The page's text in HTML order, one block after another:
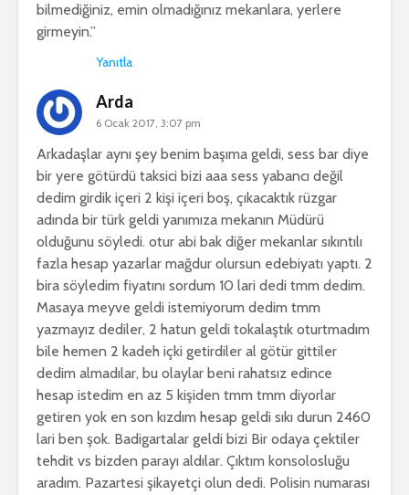
bilmediğiniz, emin olmadığınız mekanlara, yerlere
girmeyin.”
Yanıtla
Arda
6 Ocak 2017, 3:07 pm
Arkadaşlar aynı şey benim başıma geldi, sess bar diye
bir yere götürdü taksici bizi aaa sess yabancı değil
dedim girdik içeri 2 kişi içeri boş, çıkacaktık rüzgar
adında bir türk geldi yanımıza mekanın Müdürü
olduğunu söyledi. otur abi bak diğer mekanlar sıkıntılı
fazla hesap yazarlar mağdur olursun edebiyatı yaptı. 2
bira söyledim fiyatını sordum 10 lari dedi tmm dedim.
Masaya meyve geldi istemiyorum dedim tmm
yazmayız dediler, 2 hatun geldi tokalaştık oturtmadım
bile hemen 2 kadeh içki getirdiler al götür gittiler
dedim almadılar, bu olaylar beni rahatsız edince
hesap istedim en az 5 kişiden tmm tmm diyorlar
getiren yok en son kızdım hesap geldi sıkı durun 2460
lari ben şok. Badigartalar geldi bizi Bir odaya çektiler
tehdit vs bizden parayı aldılar. Çıktım konsolosluğu
aradım. Pazartesi şikayetçi olun dedi. Polisin numarası